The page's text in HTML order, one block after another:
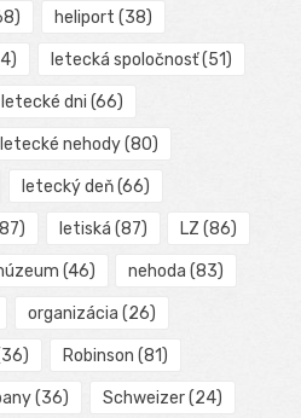
heliport (38)
letecká spoločnosť(51)
letecké dni (66)
letecké nehody(80)
letecký deň(66)
letiská (87) LZ (86)
(46) nehoda (83)
organizácia (26)
Robinson (81)
(36) Schweizer(24)